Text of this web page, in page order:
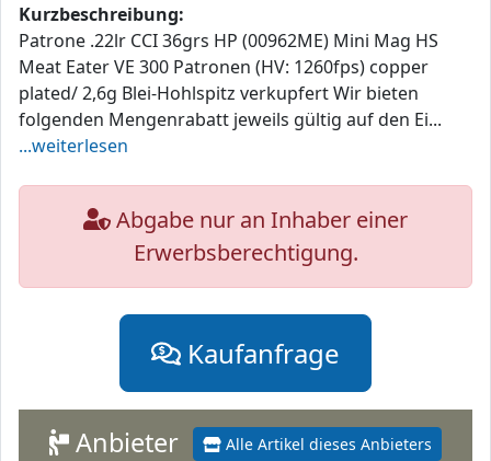
Kurzbeschreibung:
Patrone .22lr CCI 36grs HP (00962ME) Mini Mag HS
Meat Eater VE 300 Patronen (HV: 1260fps) copper
plated/ 2,6g Blei-Hohlspitz verkupfert Wir bieten
folgenden Mengenrabatt jeweils gültig auf den Ei...
...weiterlesen
Abgabe nur an Inhaber einer
Erwerbsberechtigung.
Kaufanfrage
Alle Artikel dieses Anbieters
Anbieter